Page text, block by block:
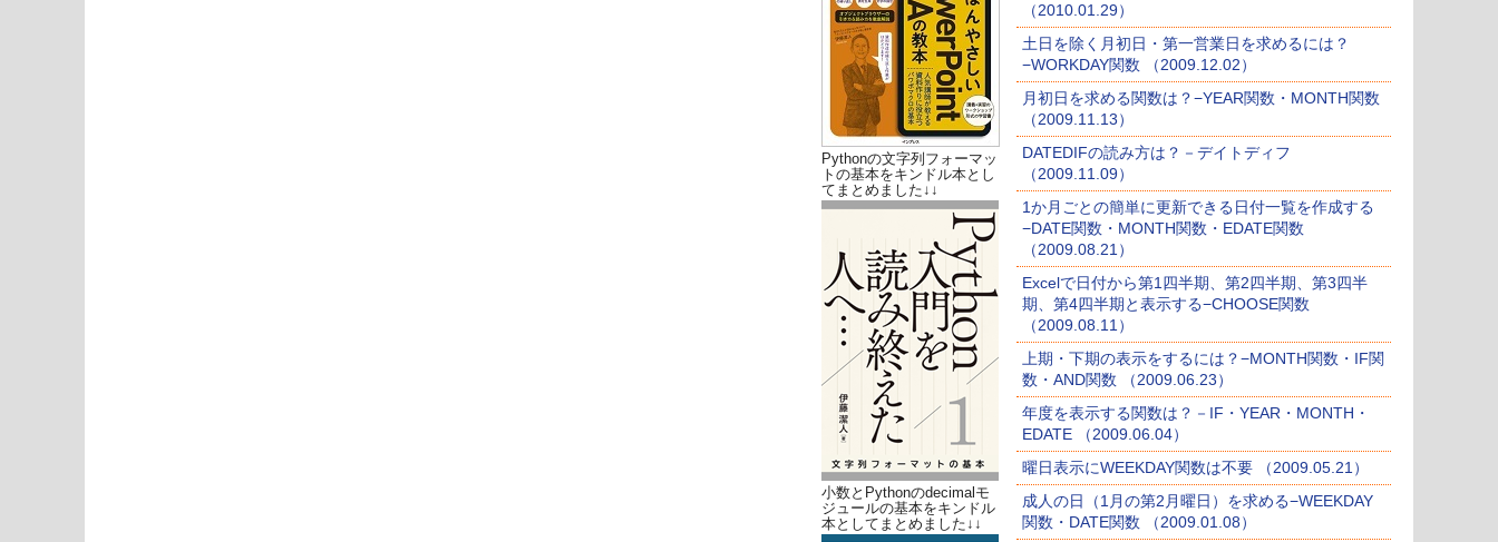
Pythonの文字列フォーマッ
トの基本をキンドル本とし
てまとめました↓↓
小数とPythonのdecimalモ
ジュールの基本をキンドル
本としてまとめました↓↓
（2010.01.29）
土日を除く月初日・第一営業日を求めるには？
−WORKDAY関数 （2009.12.02）
月初日を求める関数は？−YEAR関数・MONTH関数
（2009.11.13）
DATEDIFの読み方は？－デイトディフ
（2009.11.09）
1か月ごとの簡単に更新できる日付一覧を作成する
−DATE関数・MONTH関数・EDATE関数
（2009.08.21）
Excelで日付から第1四半期、第2四半期、第3四半
期、第4四半期と表示する−CHOOSE関数
（2009.08.11）
上期・下期の表示をするには？−MONTH関数・IF関
数・AND関数 （2009.06.23）
年度を表示する関数は？－IF・YEAR・MONTH・
EDATE （2009.06.04）
曜日表示にWEEKDAY関数は不要 （2009.05.21）
成人の日（1月の第2月曜日）を求める−WEEKDAY
関数・DATE関数 （2009.01.08）